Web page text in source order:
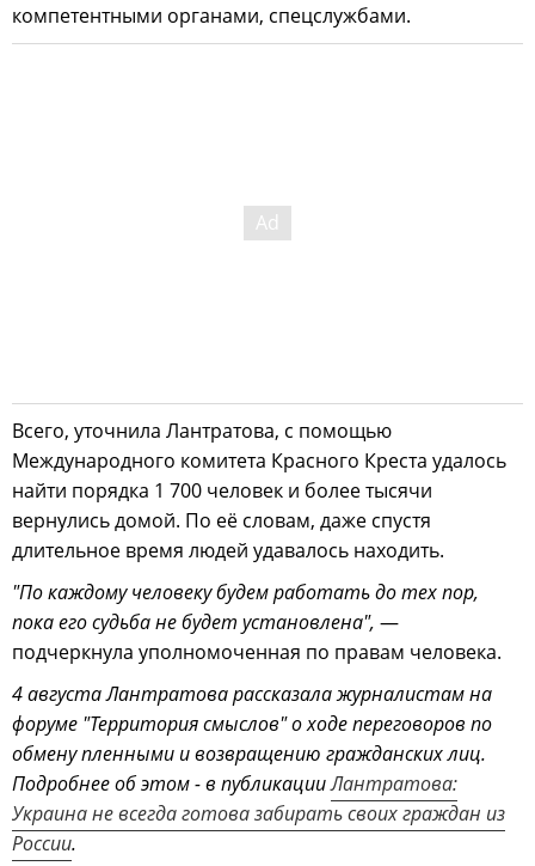
компетентными органами, спецслужбами.
Всего, уточнила Лантратова, с помощью
Международного комитета Красного Креста удалось
найти порядка 1 700 человек и более тысячи
вернулись домой. По её словам, даже спустя
длительное время людей удавалось находить.
"По каждому человеку будем работать до тех пор,
пока его судьба не будет установлена", —
подчеркнула уполномоченная по правам человека.
4 августа Лантратова рассказала журналистам на
форуме "Территория смыслов" о ходе переговоров по
обмену пленными и возвращению гражданских лиц.
Подробнее об этом - в публикацииЛантратова:
Украина не всегда готова забирать своих граждан из
России.